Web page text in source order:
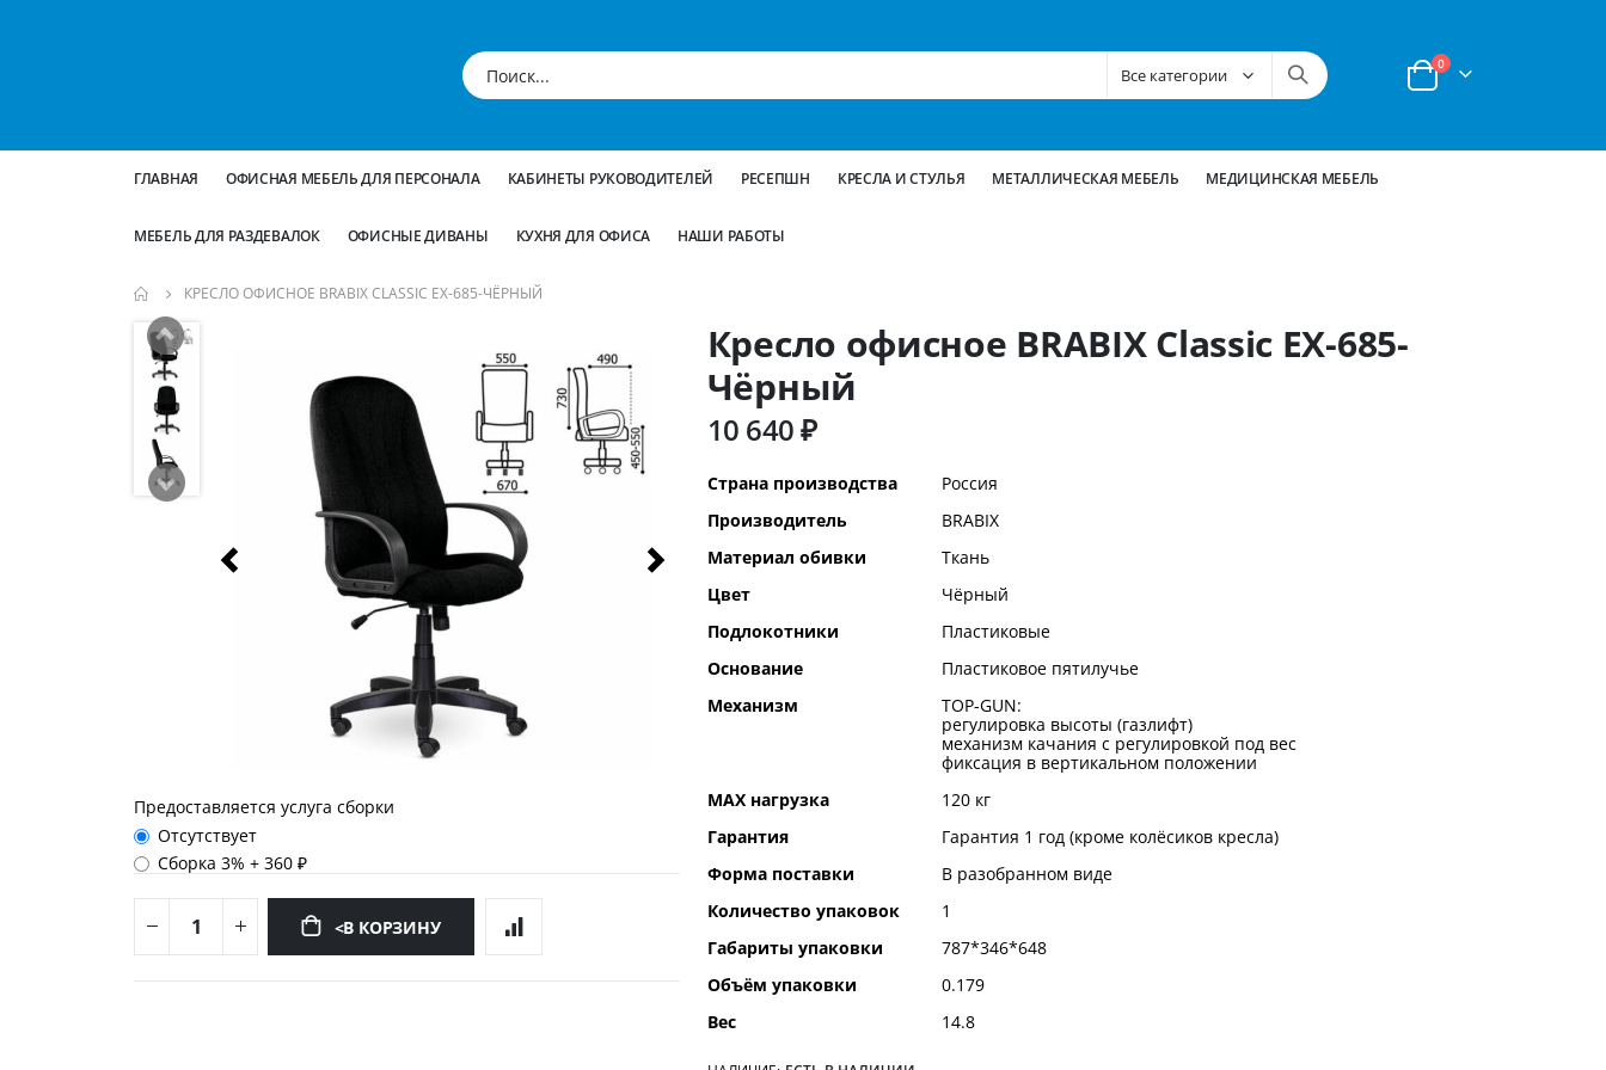
Корзина
0позиции
ГЛАВНАЯ ОФИСНАЯ МЕБЕЛЬ ДЛЯ ПЕРСОНАЛА КАБИНЕТЫ РУКОВОДИТЕЛЕЙ РЕСЕПШН КРЕСЛА И СТУЛЬЯ МЕТАЛЛИЧЕСКАЯ МЕБЕЛЬ МЕДИЦИНСКАЯ МЕБЕЛЬ
МЕБЕЛЬ ДЛЯ РАЗДЕВАЛОК ОФИСНЫЕ ДИВАНЫ КУХНЯ ДЛЯ ОФИСА НАШИ РАБОТЫ
КРЕСЛО ОФИСНОЕ BRABIX CLASSIC EX-685-ЧЁРНЫЙ
Пропустить
перейти
галереям
изображений
Предоставляется услуга сборки
Отсутствует
Сборка 3%+360 ₽
<В КОРЗИНУ
Кресло офисное BRABIX Classic EX-685-
Чёрный
10 640 ₽
Дополнительная
информация
Страна производства
Россия
Производитель
BRABIX
Материал обивки
Ткань
Цвет
Чёрный
Подлокотники
Пластиковые
Основание
Пластиковое пятилучье
Механизм
TOP-GUN:
регулировка высоты (газлифт)
механизм качания с регулировкой под вес
фиксация в вертикальном положении
MAX нагрузка
120 кг
Гарантия
Гарантия 1 год (кроме колёсиков кресла)
Форма поставки
В разобранном виде
Количество упаковок
1
Габариты упаковки
787*346*648
Объём упаковки
0.179
Вес
14.8